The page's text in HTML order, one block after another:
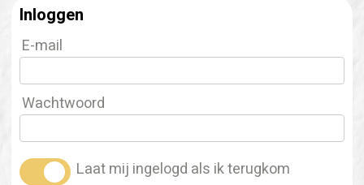
Inloggen
E-mail
Wachtwoord
Laat mij ingelogd als ik terugkom